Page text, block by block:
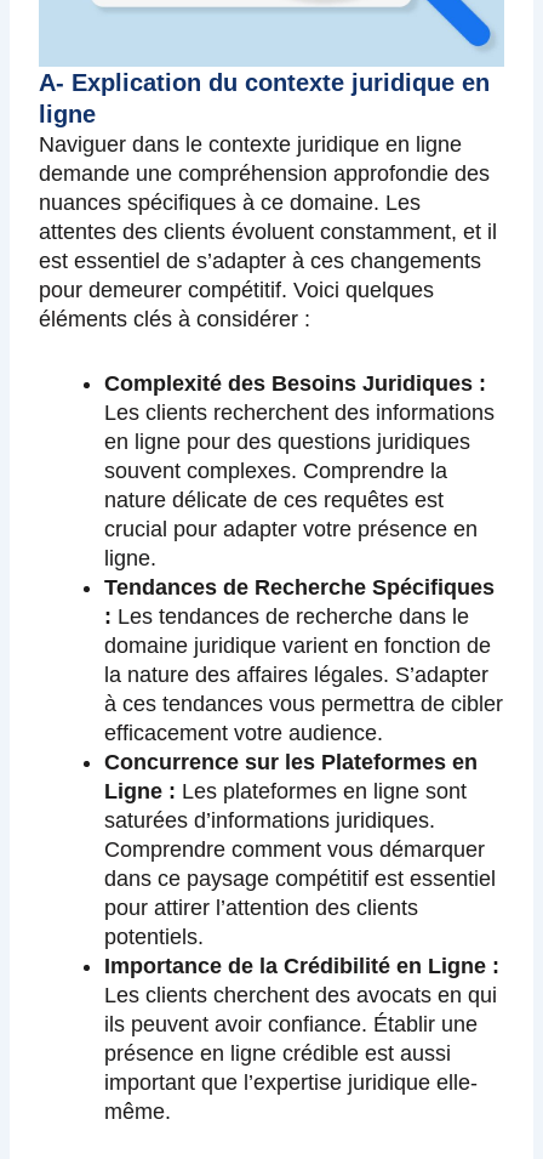
A- Explication du contexte juridique en
ligne
Naviguer dans le contexte juridique en ligne
demande une compréhension approfondie des
nuances spécifiques à ce domaine. Les
attentes des clients évoluent constamment, et il
est essentiel de s’adapter à ces changements
pour demeurer compétitif. Voici quelques
éléments clés à considérer :
Complexité des Besoins Juridiques :
Les clients recherchent des informations
en ligne pour des questions juridiques
souvent complexes. Comprendre la
nature délicate de ces requêtes est
crucial pour adapter votre présence en
ligne.
Tendances de Recherche Spécifiques
: Les tendances de recherche dans le
domaine juridique varient en fonction de
la nature des affaires légales. S’adapter
à ces tendances vous permettra de cibler
efficacement votre audience.
Concurrence sur les Plateformes en
Ligne : Les plateformes en ligne sont
saturées d’informations juridiques.
Comprendre comment vous démarquer
dans ce paysage compétitif est essentiel
pour attirer l’attention des clients
potentiels.
Importance de la Crédibilité en Ligne :
Les clients cherchent des avocats en qui
ils peuvent avoir confiance. Établir une
présence en ligne crédible est aussi
important que l’expertise juridique elle-
même.